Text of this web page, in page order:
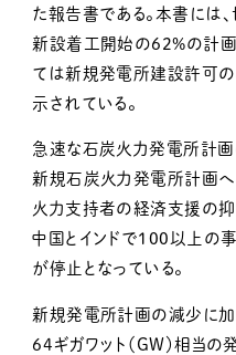
た報告書である。本書には
新設着工開始の62%の計画
ては新規発電所建設許可
示されている。
急速な石炭火力発電所計画
新規石炭火力発電所計画へ
火力支持者の経済支援の抑
中国とインドで100以上の
が停止となっている。
新規発電所計画の減少に
64ギガワット（GW）相当